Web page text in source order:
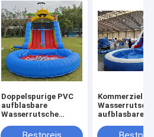
Doppelspurige PVC
aufblasbare
Wasserrutsche
Pool Hindernis
Kommerzielle
aufblasbare
Nasse